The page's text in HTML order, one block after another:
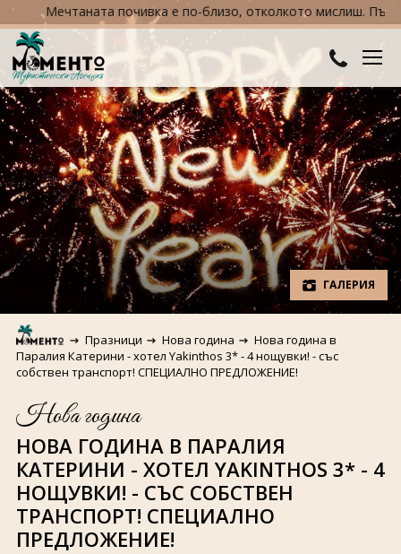
Мечтаната почивка е по-близо, отколкото мислиш.
ДЕСТИНАЦИИ
Австралия и Океания
Азия
Африка
Европа
Северна Америка
Южна Америка
ХОТЕЛИ
Хотели в България
Хотели в Гърция
Хотели в Турция
КРУИЗИ
ТУРЦИЯ
ПРАЗНИЦИ
Великден
Коледа
ПОЛЕЗНО
КОНТАКТИ
За нас
Общи условия
Политика за
поверителност
ЗАПИТВАНЕ
ГАЛЕРИЯ
Празници Нова година
Нова година в
Паралия Катерини - хотел Yakinthos 3* - 4 нощувки! - със
собствен транспорт! СПЕЦИАЛНО ПРЕДЛОЖЕНИЕ!
Нова година
НОВА ГОДИНА В ПАРАЛИЯ
КАТЕРИНИ - ХОТЕЛ YAKINTHOS 3* - 4
НОЩУВКИ! - СЪС СОБСТВЕН
ТРАНСПОРТ! СПЕЦИАЛНО
ПРЕДЛОЖЕНИЕ!